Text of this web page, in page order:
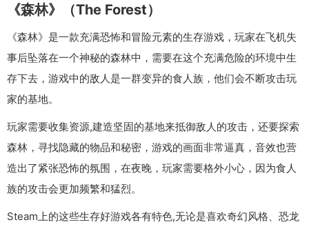
《森林》（The Forest）
《森林》是一款充满恐怖和冒险元素的生存游戏，玩家在飞机失
事后坠落在一个神秘的森林中，需要在这个充满危险的环境中生
存下去，游戏中的敌人是一群变异的食人族，他们会不断攻击玩
家的基地。
玩家需要收集资源,建造坚固的基地来抵御敌人的攻击，还要探索
森林，寻找隐藏的物品和秘密，游戏的画面非常逼真，音效也营
造出了紧张恐怖的氛围，在夜晚，玩家需要格外小心，因为食人
族的攻击会更加频繁和猛烈。
Steam上的这些生存好游戏各有特色,无论是喜欢奇幻风格、恐龙